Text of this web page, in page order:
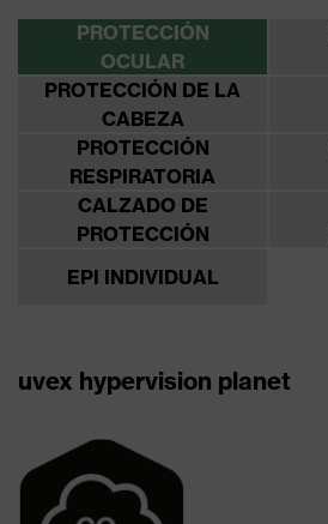
PROTECCIÓN
OCULAR
PROTECCIÓN DE LA
CABEZA
PROTECCIÓN
RESPIRATORIA
CALZADO DE
PROTECCIÓN
EPI INDIVIDUAL
uvex hypervision planet